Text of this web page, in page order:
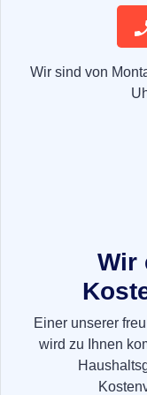
Wir sind von
Wir
Einer unserer
wird zu Ihnen